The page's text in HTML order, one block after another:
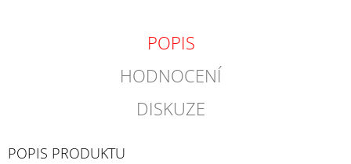
POPIS
HODNOCENÍ
DISKUZE
POPIS PRODUKTU